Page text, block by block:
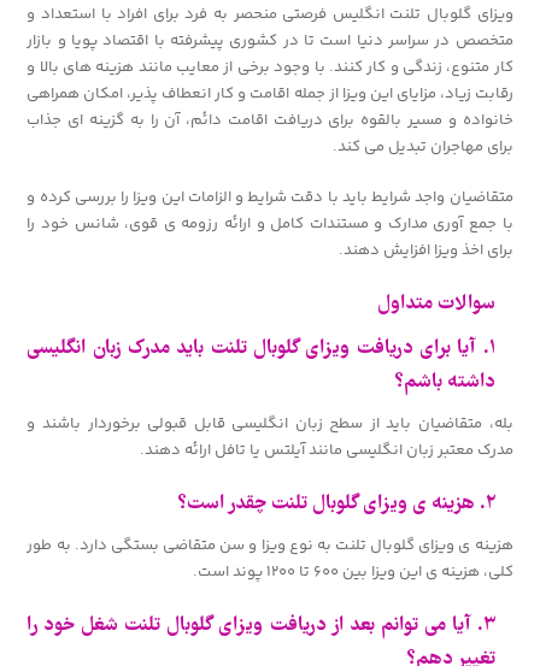
ویزای گلوبال تلنت انگلیس فرصتی منحصر به فرد برای افراد با استعداد و
متخصص در سراسر دنیا است تا در کشوری پیشرفته با اقتصاد پویا و بازار
کار متنوع، زندگی و کار کنند. با وجود برخی از معایب مانند هزینه های بالا و
رقابت زیاد، مزایای این ویزا از جمله اقامت و کار انعطاف پذیر، امکان همراهی
خانواده و مسیر بالقوه برای دریافت اقامت دائم، آن را به گزینه ای جذاب
برای مهاجران تبدیل می کند.
متقاضیان واجد شرایط باید با دقت شرایط و الزامات این ویزا را بررسی کرده و
با جمع آوری مدارک و مستندات کامل و ارائه رزومه ی قوی، شانس خود را
برای اخذ ویزا افزایش دهند.
سوالات متداول
۱. آیا برای دریافت ویزای گلوبال تلنت باید مدرک زبان انگلیسی
داشته باشم؟
بله، متقاضیان باید از سطح زبان انگلیسی قابل قبولی برخوردار باشند و
مدرک معتبر زبان انگلیسی مانند آیلتس یا تافل ارائه دهند.
۲. هزینه ی ویزای گلوبال تلنت چقدر است؟
هزینه ی ویزای گلوبال تلنت به نوع ویزا و سن متقاضی بستگی دارد. به طور
کلی، هزینه ی این ویزا بین ۶۰۰ تا ۱۲۰۰ پوند است.
۳. آیا می توانم بعد از دریافت ویزای گلوبال تلنت شغل خود را
تغییر دهم؟